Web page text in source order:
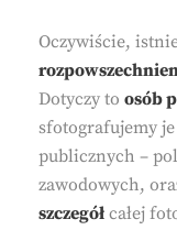
Oczywiście,
Dotyczy to osób
sfotografujemy
publicznych –
zawodowych,
szczegół całej